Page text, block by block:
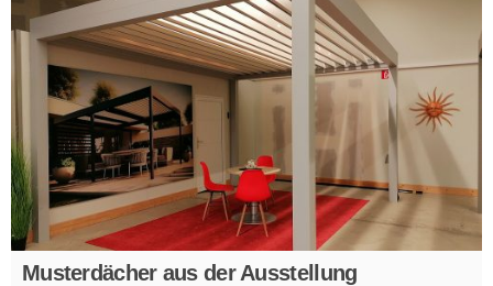
Musterdächer aus der Ausstellung